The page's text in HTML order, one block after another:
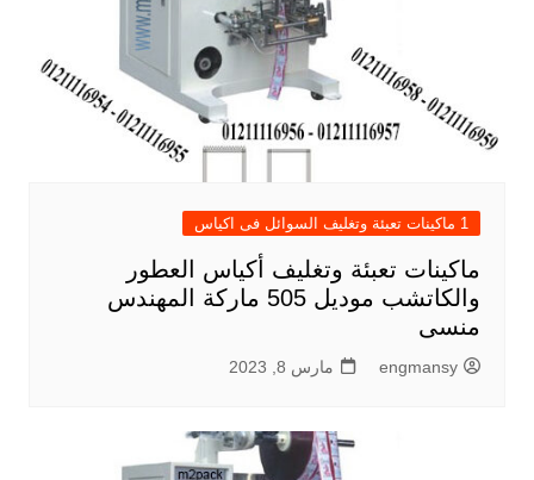
1 ماكينات تعبئة وتغليف السوائل فى اكياس
ماكينات تعبئة وتغليف أكياس العطور
والكاتشب موديل 505 ماركة المهندس
منسى
engmansy مارس 8, 2023